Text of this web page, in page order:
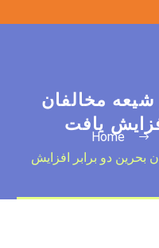
مخالفان
یافت
Home
بحرین دو برابر افزایش